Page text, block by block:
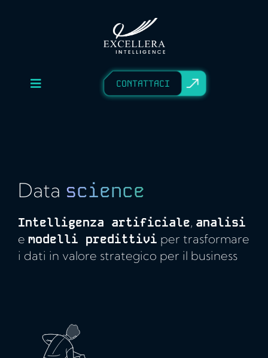
Toggle
AREA RISERVATA
CONTATTACI
Data science
Intelligenza artificiale, analisi
e modelli predittivi per trasformare
i dati in valore strategico per il business